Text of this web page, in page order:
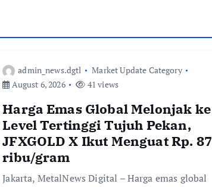
admin_news.dgtl
Market Update Category
August 6, 2026
41 views
Harga Emas Global Melonjak ke
Level Tertinggi Tujuh Pekan,
JFXGOLD X Ikut Menguat Rp. 87
ribu/gram
Jakarta, MetalNews Digital – Harga emas global